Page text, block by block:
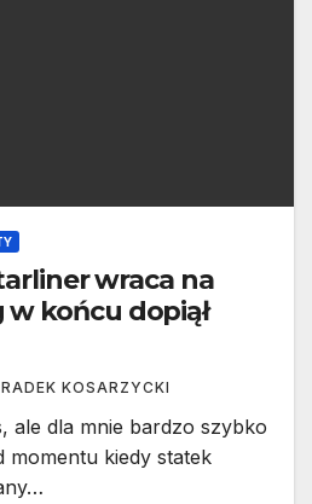
wraca na
w końcu dopiął
RADEK KOSARZYCKI
ale dla mnie bardzo szybko
momentu kiedy statek